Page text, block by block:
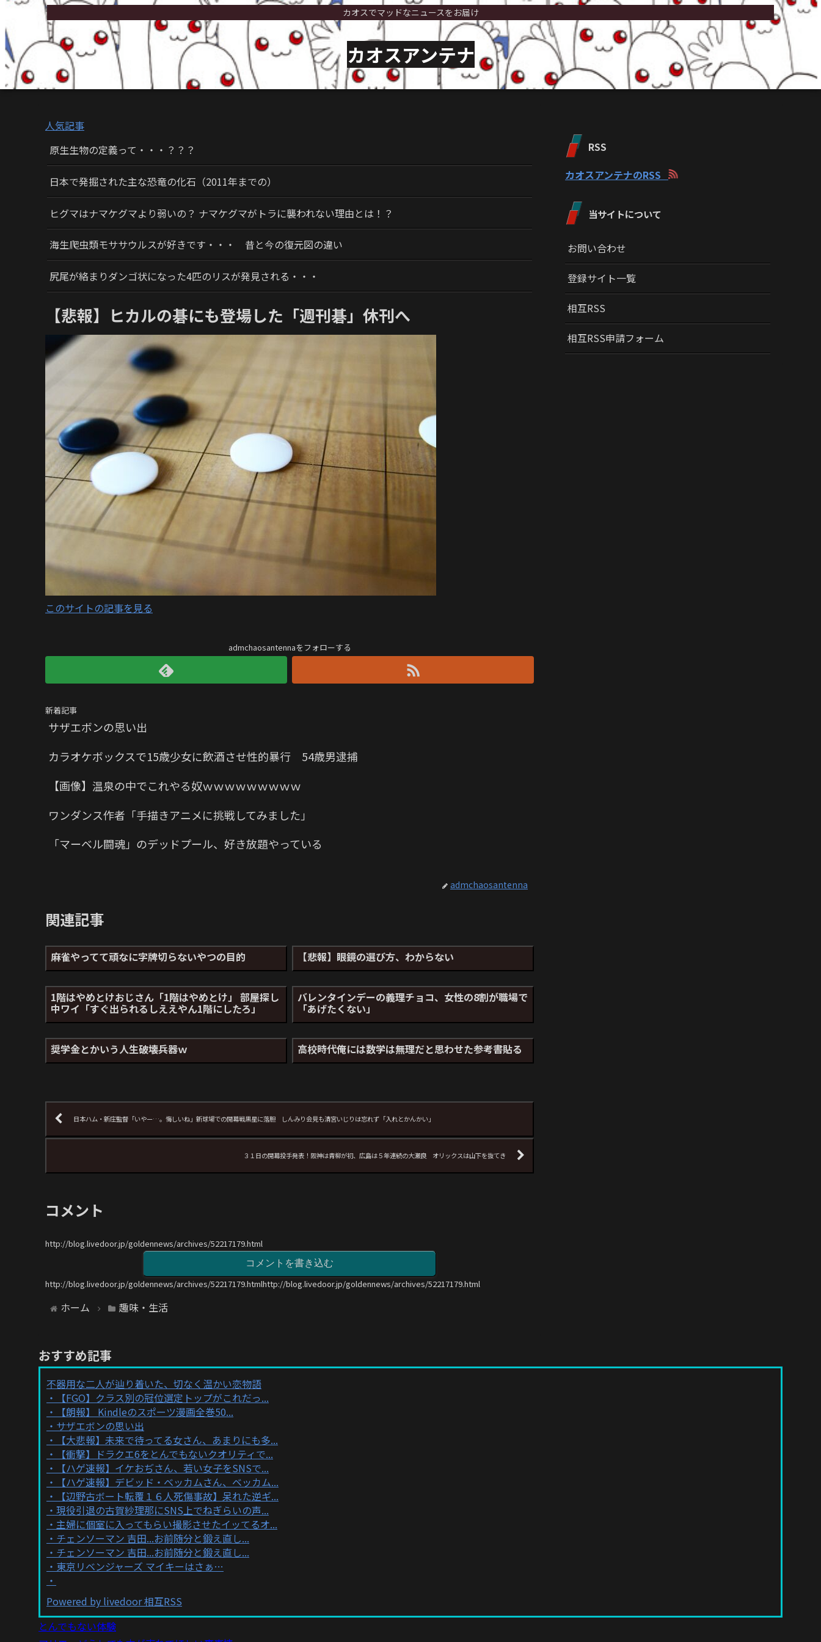
カオスでマッドなニュースをお届け
カオスアンテナ
人気記事
原生生物の定義って・・・？？？
日本で発掘された主な恐竜の化石（2011年までの）
ヒグマはナマケグマより弱いの？ ナマケグマがトラに襲われない理由とは！？
海生爬虫類モササウルスが好きです・・・ 昔と今の復元図の違い
尻尾が絡まりダンゴ状になった4匹のリスが発見される・・・
【悲報】ヒカルの碁にも登場した「週刊碁」休刊へ
このサイトの記事を見る
admchaosantennaをフォローする
新着記事
サザエボンの思い出
カラオケボックスで15歳少女に飲酒させ性的暴行 54歳男逮捕
【画像】温泉の中でこれやる奴ｗｗｗｗｗｗｗｗｗ
ワンダンス作者「手描きアニメに挑戦してみました」
「マーベル闘魂」のデッドプール、好き放題やっている
admchaosantenna
関連記事
麻雀やってて頑なに字牌切らないやつの目的 【悲報】眼鏡の選び方、わからない
1階はやめとけおじさん「1階はやめとけ」 部屋探し
中ワイ「すぐ出られるしええやん1階にしたろ」
バレンタインデーの義理チョコ、女性の8割が職場で
「あげたくない」
奨学金とかいう人生破壊兵器ｗ 高校時代俺には数学は無理だと思わせた参考書貼る
日本ハム・新庄監督「いやー…。悔しいね」新球場での開幕戦黒星に落胆 しんみり会見も清宮いじりは忘れず「入れとかんかい」
３１日の開幕投手発表！阪神は青柳が初、広島は５年連続の大瀬良 オリックスは山下を抜てき
コメント
http://blog.livedoor.jp/goldennews/archives/52217179.html
コメントを書き込む
http://blog.livedoor.jp/goldennews/archives/52217179.htmlhttp://blog.livedoor.jp/goldennews/archives/52217179.html
ホーム 趣味・生活
RSS
カオスアンテナのRSS
当サイトについて
お問い合わせ
登録サイト一覧
相互RSS
相互RSS申請フォーム
おすすめ記事
不器用な二人が辿り着いた、切なく温かい恋物語
【FGO】クラス別の冠位選定トップがこれだっ...
【朗報】 Kindleのスポーツ漫画全巻50...
サザエボンの思い出
【大悲報】未来で待ってる女さん、あまりにも多...
【衝撃】ドラクエ6をとんでもないクオリティで...
【ハゲ速報】イケおぢさん、若い女子をSNSで...
【ハゲ速報】デビッド・ベッカムさん、ベッカム...
【辺野古ボート転覆１６人死傷事故】呆れた逆ギ...
現役引退の古賀紗理那にSNS上でねぎらいの声...
主婦に個室に入ってもらい撮影させたイッてるオ...
チェンソーマン 吉田...お前随分と鍛え直し...
チェンソーマン 吉田...お前随分と鍛え直し...
東京リベンジャーズ マイキーはさぁ…
Powered by livedoor 相互RSS
とんでもない体験